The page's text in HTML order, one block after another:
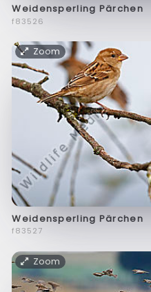
Weidensperling Pärchen
f83526
Zoom
Weidensperling Pärchen
f83527
Zoom